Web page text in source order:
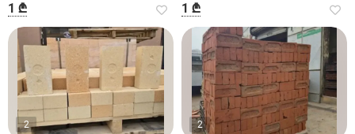
1 ₾ 1 ₾
2 2